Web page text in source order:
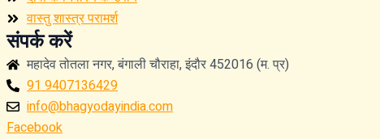
वास्तु शास्त्र परामर्श
संपर्क करें
महादेव तोतला नगर, बंगाली चौराहा, इंदौर 452016 (म. प्र)
91 9407136429
info@bhagyodayindia.com
Facebook